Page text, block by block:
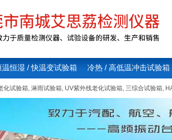
温恒湿 / 快温变试验箱 冷热 / 高低温冲击试验箱
化试验箱, 淋雨试验箱, UV紫外线老化试验箱, 三综合试验箱,